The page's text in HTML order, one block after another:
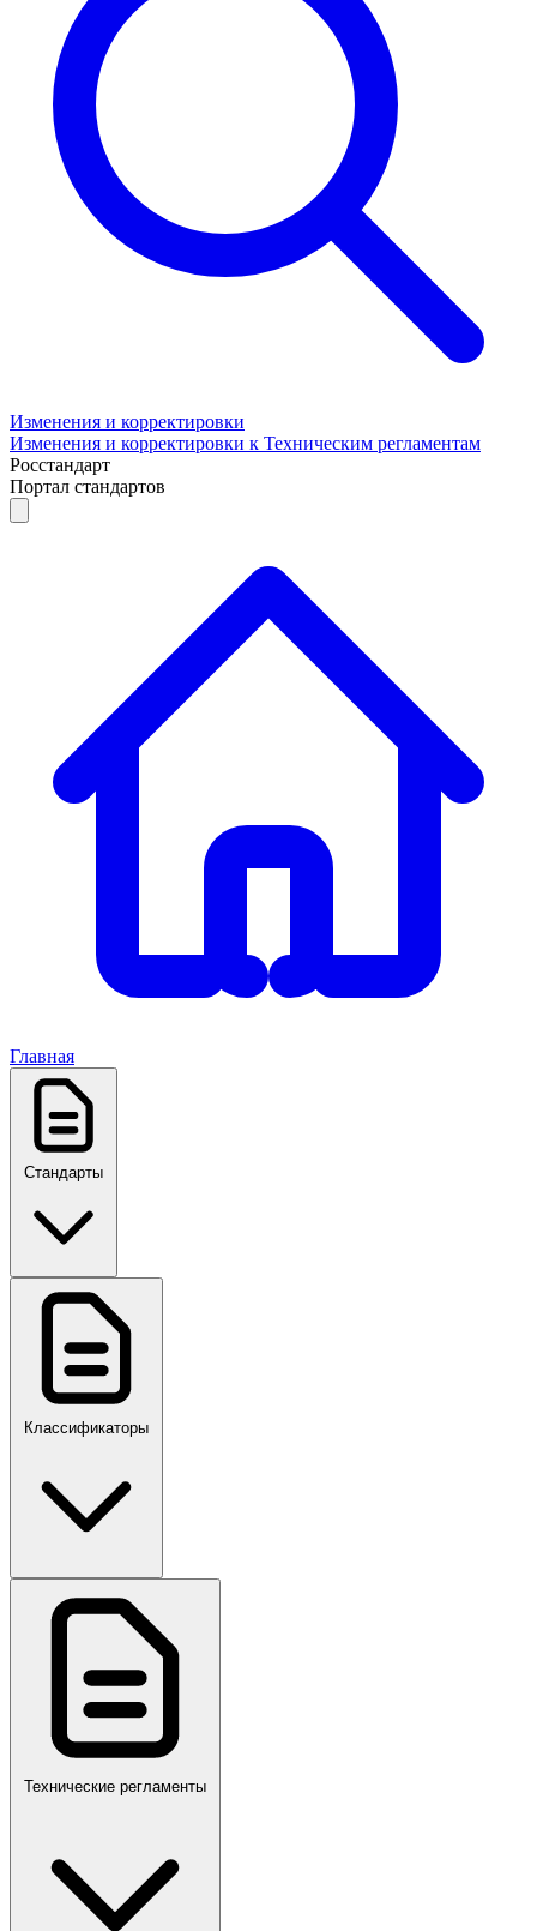
Изменения и корректировки
Изменения и корректировки к Техническим регламентам
Росстандарт
Портал стандартов
Главная
Стандарты
ГОСТ, ГОСТ Р, ПНСТ
ПР,Р,ПМГ,РМГ
Классификаторы
Технические регламенты